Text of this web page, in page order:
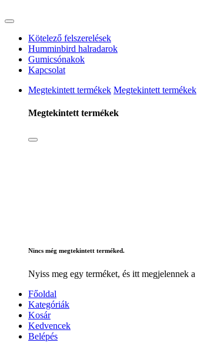
Kötelező felszerelések
Humminbird halradarok
Gumicsónakok
Kapcsolat
Megtekintett termékek Megtekintett termékek
Megtekintett termékek
Nincs még megtekintett terméked.
Nyiss meg egy terméket, és itt megjelennek
Főoldal
Kategóriák
Kosár
Kedvencek
Belépés